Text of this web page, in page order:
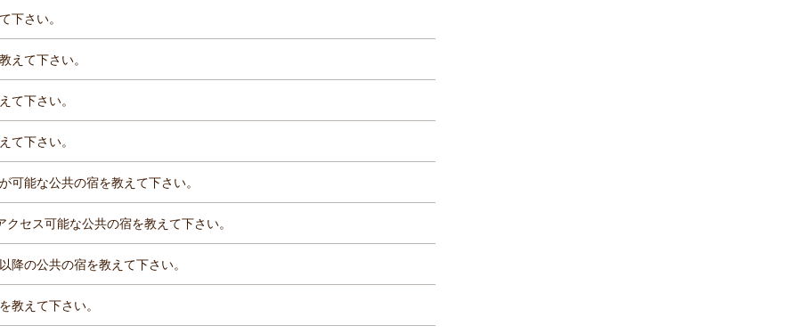
下さい。
えて下さい。
て下さい。
て下さい。
可能な公共の宿を教えて下さい。
セス可能な公共の宿を教えて下さい。
降の公共の宿を教えて下さい。
教えて下さい。